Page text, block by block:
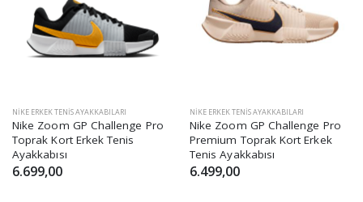
NIKE ERKEK TENIS AYAKKABILARI
Nike Zoom GP Challenge Pro
Toprak Kort Erkek Tenis
Ayakkabısı
6.699,00
NIKE ERKEK TENIS AYAKKABILARI
Nike Zoom GP Challenge Pro
Premium Toprak Kort Erkek
Tenis Ayakkabısı
6.499,00